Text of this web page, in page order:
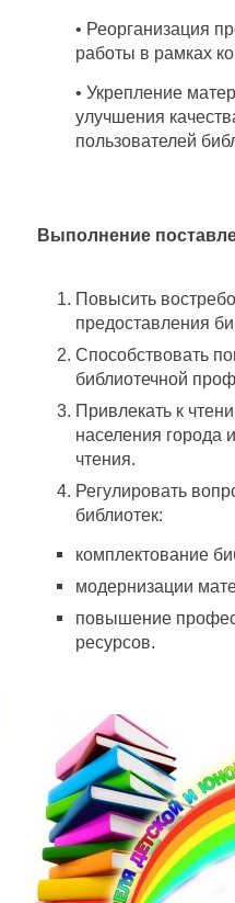
• Реорганизация
работы в рамках
• Укрепление
улучшения
пользователей
Выполнение
Повысить
предоставления
Способствовать
библиотечной
Привлекать к
населения города
чтения.
Регулировать
библиотек:
комплектование
модернизации
повышение
ресурсов.